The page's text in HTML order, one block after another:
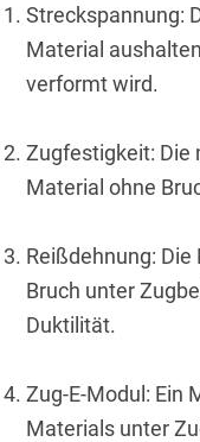
Streckspannung:
Material
verformt wird.
Zugfestigkeit: Die
Material ohne
Reißdehnung:
Bruch unter
Duktilität.
Zug-E-Modul: Ein
Materials unter